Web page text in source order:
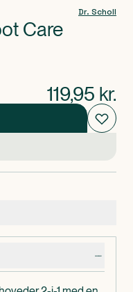
Dr. Scholl
Care
119,95 kr.